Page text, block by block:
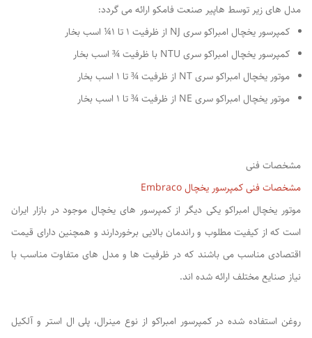
مدل های زیر توسط هاپیر صنعت فامکو ارائه می گردد:
کمپرسور یخچال امبراکو سری NJ از ظرفیت 1 تا 1¼ اسب بخار
کمپرسور یخچال امبراکو سری NTU با ظرفیت ¾ اسب بخار
موتور یخچال امبراکو سری NT از ظرفیت ¾ تا 1 اسب بخار
موتور یخچال امبراکو سری NE از ظرفیت ¾ تا 1 اسب بخار
مشخصات فنی
مشخصات فنی کمپرسور یخچال Embraco
موتور یخچال امبراکو یکی دیگر از کمپرسور های یخچال موجود در بازار ایران
است که از کیفیت مطلوب و راندمان بالایی برخوردارند و همچنین دارای قیمت
اقتصادی مناسب می باشند که در ظرفیت ها و مدل های متفاوت مناسب با
نیاز صنایع مختلف ارائه شده اند.
روغن استفاده شده در کمپرسور امبراکو از نوع مینرال، پلی ال استر و آلکیل